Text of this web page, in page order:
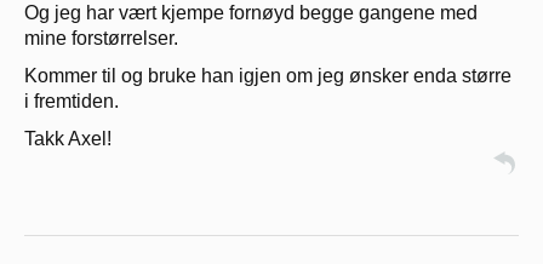
Og jeg har vært kjempe fornøyd begge gangene med
mine forstørrelser.
Kommer til og bruke han igjen om jeg ønsker enda større
i fremtiden.
Takk Axel!